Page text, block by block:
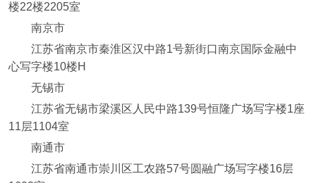
楼22楼2205室
南京市
江苏省南京市秦淮区汉中路1号新街口南京国际金融中
心写字楼10楼H
无锡市
江苏省无锡市梁溪区人民中路139号恒隆广场写字楼1座
11层1104室
南通市
江苏省南通市崇川区工农路57号圆融广场写字楼16层